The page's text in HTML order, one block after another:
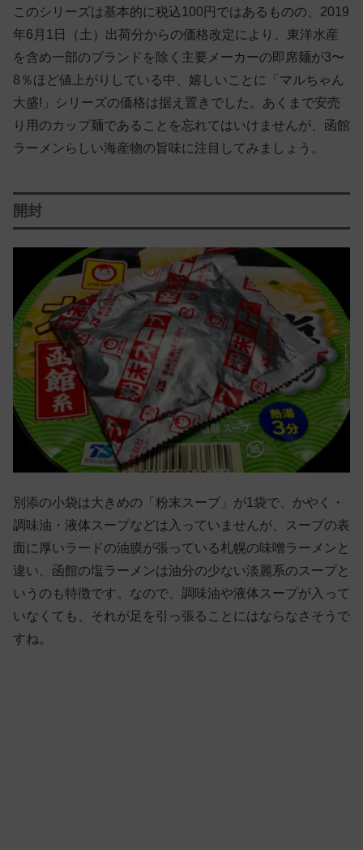
このシリーズは基本的に税込100円ではあるものの、2019
年6月1日（土）出荷分からの価格改定により、東洋水産
を含め一部のブランドを除く主要メーカーの即席麺が3〜
8％ほど値上がりしている中、嬉しいことに「マルちゃん
大盛!」シリーズの価格は据え置きでした。あくまで安売
り用のカップ麺であることを忘れてはいけませんが、函館
ラーメンらしい海産物の旨味に注目してみましょう。
開封
別添の小袋は大きめの「粉末スープ」が1袋で、かやく・
調味油・液体スープなどは入っていませんが、スープの表
面に厚いラードの油膜が張っている札幌の味噌ラーメンと
違い、函館の塩ラーメンは油分の少ない淡麗系のスープと
いうのも特徴です。なので、調味油や液体スープが入って
いなくても、それが足を引っ張ることにはならなさそうで
すね。